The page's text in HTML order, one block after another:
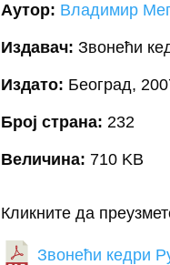
Аутор: Владимир
Издавач: Звонећи
Издато: Београд,
Број страна: 232
Величина: 710 KB
Кликните да
Звонећи кедри